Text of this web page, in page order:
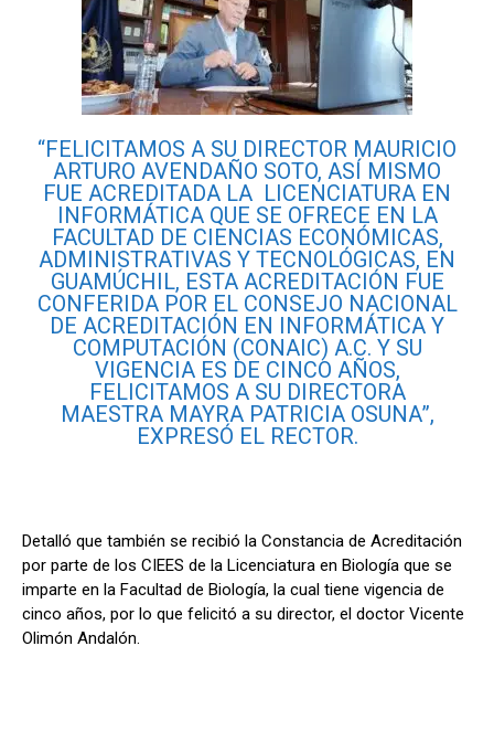
“FELICITAMOS A SU DIRECTOR MAURICIO
ARTURO AVENDAÑO SOTO, ASÍ MISMO
FUE ACREDITADA LA LICENCIATURA EN
INFORMÁTICA QUE SE OFRECE EN LA
FACULTAD DE CIENCIAS ECONÓMICAS,
ADMINISTRATIVAS Y TECNOLÓGICAS, EN
GUAMÚCHIL, ESTA ACREDITACIÓN FUE
CONFERIDA POR EL CONSEJO NACIONAL
DE ACREDITACIÓN EN INFORMÁTICA Y
COMPUTACIÓN (CONAIC) A.C. Y SU
VIGENCIA ES DE CINCO AÑOS,
FELICITAMOS A SU DIRECTORA
MAESTRA MAYRA PATRICIA OSUNA”,
EXPRESÓ EL RECTOR.
Detalló que también se recibió la Constancia de Acreditación
por parte de los CIEES de la Licenciatura en Biología que se
imparte en la Facultad de Biología, la cual tiene vigencia de
cinco años, por lo que felicitó a su director, el doctor Vicente
Olimón Andalón.